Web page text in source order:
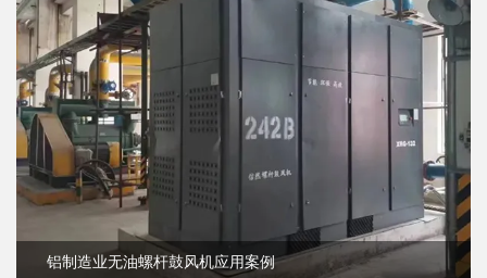
铝制造业无油螺杆鼓风机应用案例